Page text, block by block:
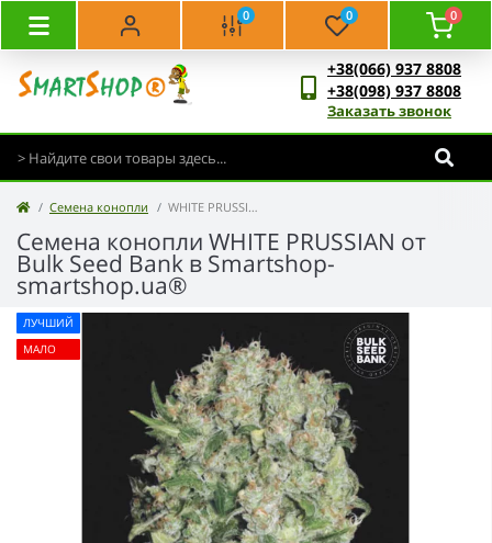
0 0 0
+38(066) 937 8808
+38(098) 937 8808
Заказать звонок
Семена конопли WHITE PRUSSIAN- Bulk Seed Bank
Семена конопли WHITE PRUSSIAN от
Bulk Seed Bank в Smartshop-
smartshop.ua®
ЛУЧШИЙ
МАЛО